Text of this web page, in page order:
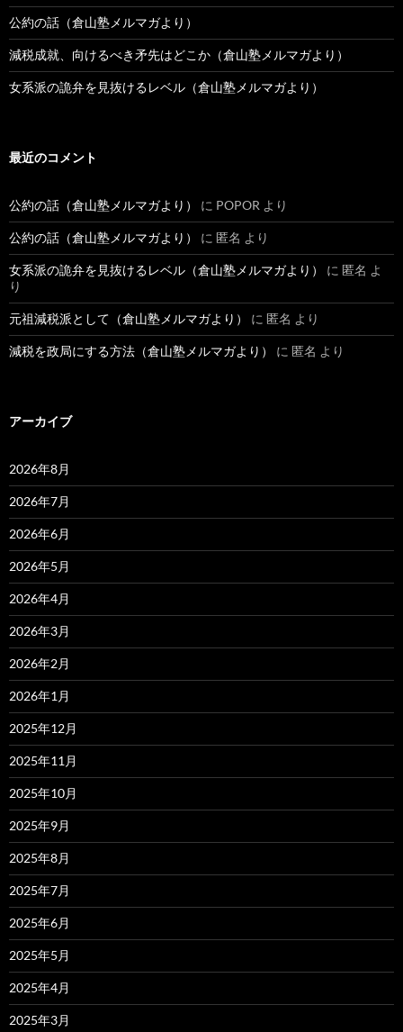
公約の話（倉山塾メルマガより）
減税成就、向けるべき矛先はどこか（倉山塾メルマガより）
女系派の詭弁を見抜けるレベル（倉山塾メルマガより）
最近のコメント
公約の話（倉山塾メルマガより） に POPOR より
公約の話（倉山塾メルマガより） に 匿名 より
女系派の詭弁を見抜けるレベル（倉山塾メルマガより） に 匿名 よ
り
元祖減税派として（倉山塾メルマガより） に 匿名 より
減税を政局にする方法（倉山塾メルマガより） に 匿名 より
アーカイブ
2026年8月
2026年7月
2026年6月
2026年5月
2026年4月
2026年3月
2026年2月
2026年1月
2025年12月
2025年11月
2025年10月
2025年9月
2025年8月
2025年7月
2025年6月
2025年5月
2025年4月
2025年3月